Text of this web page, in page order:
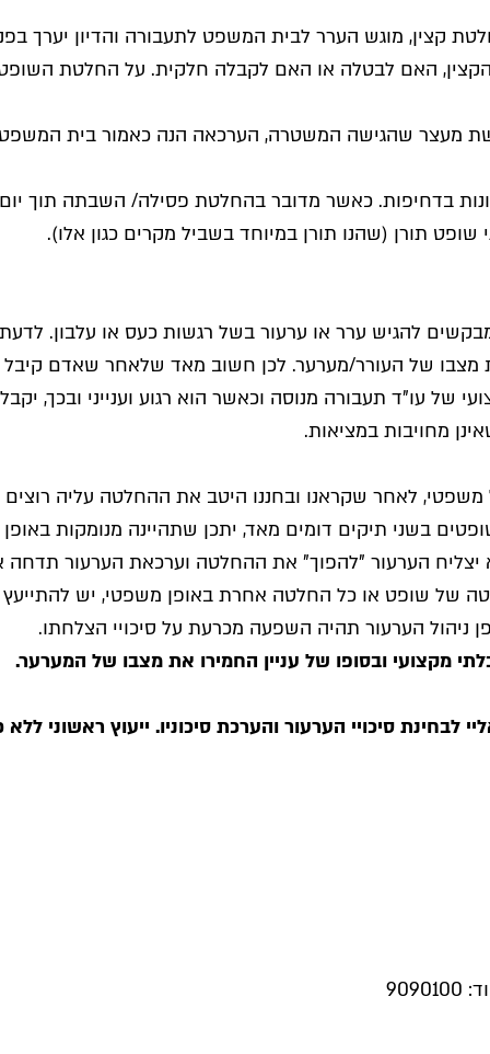
קצין, מוגש הערר לבית המשפט לתעבורה והדיון יערך
האם לבטלה או האם לקבלה חלקית. על החלטת השופט
מעצר שהגישה המשטרה, הערכאה הנה כאמור בית המשפט
בדחיפות. כאשר מדובר בהחלטת פסילה/ השבתה תוך
תורן (שהנו תורן במיוחד בשביל מקרים כגון אלו).
להגיש ערר או ערעור בשל רגשות כעס או עלבון.
מצבו של העורר/מערער. לכן חשוב מאד שלאחר שאדם קיבל
של עו"ד תעבורה מנוסה וכאשר הוא רגוע וענייני ובכך,
מחויבות במציאות.
לאחר שקראנו ובחננו היטב את ההחלטה עליה
בשני תיקים דומים מאד, יתכן שתהיינה מנומקות
הערעור "להפוך" את ההחלטה וערכאת הערעור תדחה
של שופט או כל החלטה אחרת באופן משפטי, יש
ניהול הערעור תהיה השפעה מכרעת על סיכויי הצלחתו.
מקצועי ובסופו של עניין החמירו את מצבו של המערער.
סיכויי הערעור והערכת סיכוניו. ייעוץ ראשוני ללא